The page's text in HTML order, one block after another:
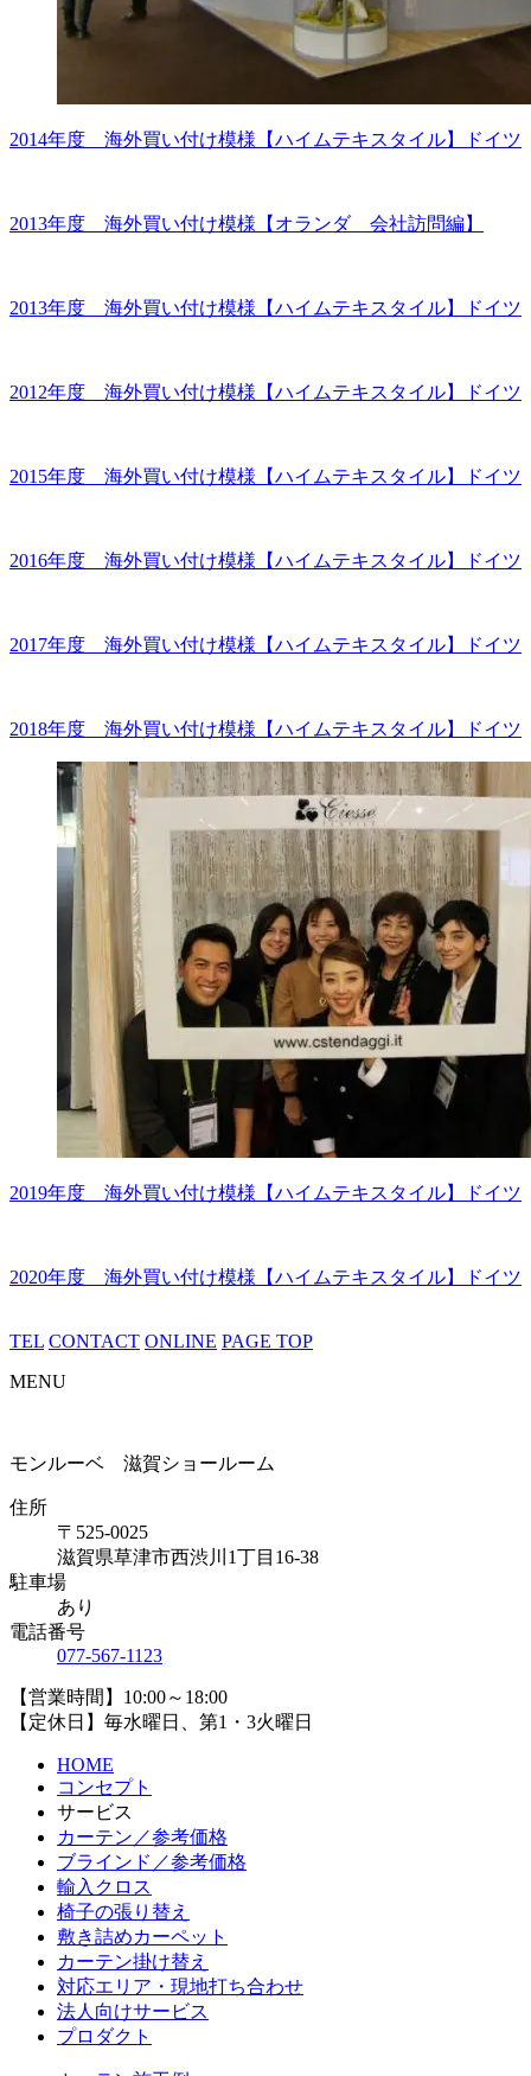
2014年度 海外買い付け模様【ハイムテキスタイル】ドイツ
2013年度 海外買い付け模様【オランダ 会社訪問編】
2013年度 海外買い付け模様【ハイムテキスタイル】ドイツ
2012年度 海外買い付け模様【ハイムテキスタイル】ドイツ
2015年度 海外買い付け模様【ハイムテキスタイル】ドイツ
2016年度 海外買い付け模様【ハイムテキスタイル】ドイツ
2017年度 海外買い付け模様【ハイムテキスタイル】ドイツ
2018年度 海外買い付け模様【ハイムテキスタイル】ドイツ
2019年度 海外買い付け模様【ハイムテキスタイル】ドイツ
2020年度 海外買い付け模様【ハイムテキスタイル】ドイツ
TEL CONTACT ONLINE PAGE TOP
MENU
モンルーベ 滋賀ショールーム
住所
〒525-0025
滋賀県草津市西渋川1丁目16-38
駐車場
あり
電話番号
077-567-1123
【営業時間】10:00～18:00
【定休日】毎水曜日、第1・3火曜日
HOME
コンセプト
サービス
カーテン／参考価格
ブラインド／参考価格
輸入クロス
椅子の張り替え
敷き詰めカーペット
カーテン掛け替え
対応エリア・現地打ち合わせ
法人向けサービス
プロダクト